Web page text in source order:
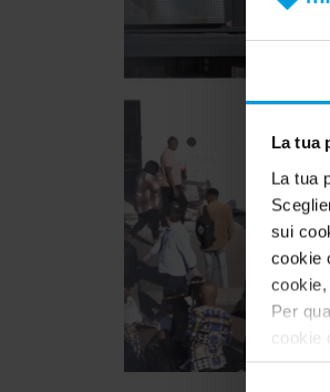
La tua
La tua
sui
cookie
Per
cookie
Selezione